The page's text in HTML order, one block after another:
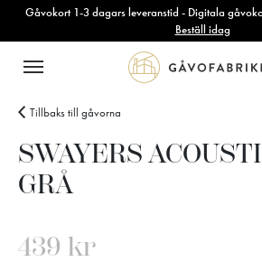
Gåvokort 1-3 dagars leveranstid - Digitala
Beställ idag
Tillbaks till gåvorna
SWAYERS
GRÅ
439 kr